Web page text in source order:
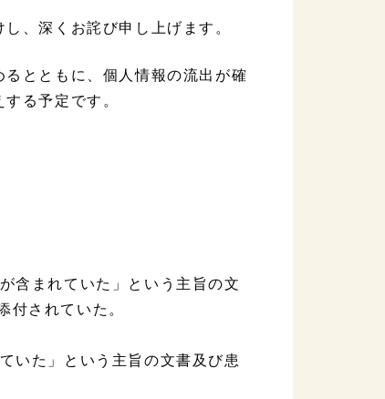
、深くお詫び申し上げます。
とともに、個人情報の流出が確
る予定です。
含まれていた」という主旨の文
付されていた。
いた」という主旨の文書及び患